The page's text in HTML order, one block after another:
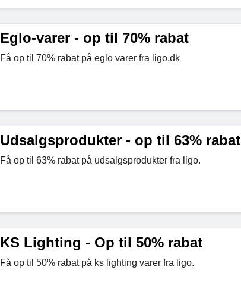
Eglo-varer - op til 70% rabat
Få op til 70% rabat på eglo varer fra ligo.dk
Udsalgsprodukter - op til 63% rabat
Få op til 63% rabat på udsalgsprodukter fra ligo.
KS Lighting - Op til 50% rabat
Få op til 50% rabat på ks lighting varer fra ligo.